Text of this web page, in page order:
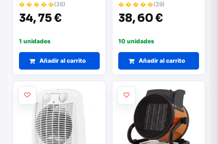
� � � � �(36)
34,75 €
1 unidades
Añadir al carrito
� � � � �(39)
38,60 €
10 unidades
Añadir al carrito